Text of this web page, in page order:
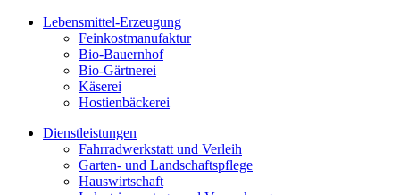
Lebensmittel-Erzeugung
Feinkostmanufaktur
Bio-Bauernhof
Bio-Gärtnerei
Käserei
Hostienbäckerei
Dienstleistungen
Fahrradwerkstatt und Verleih
Garten- und Landschaftspflege
Hauswirtschaft